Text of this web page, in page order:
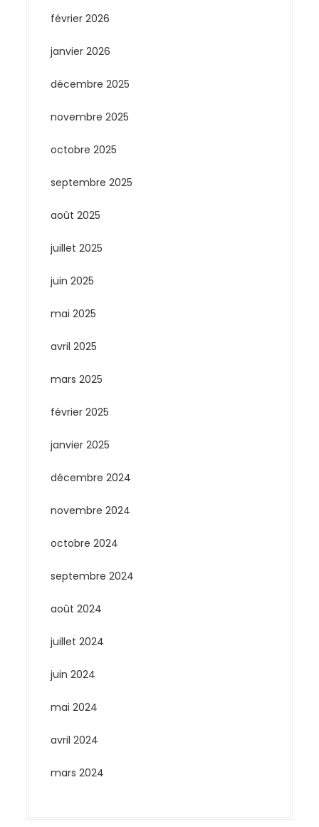
février 2026
janvier 2026
décembre 2025
novembre 2025
octobre 2025
septembre 2025
août 2025
juillet 2025
juin 2025
mai 2025
avril 2025
mars 2025
février 2025
janvier 2025
décembre 2024
novembre 2024
octobre 2024
septembre 2024
août 2024
juillet 2024
juin 2024
mai 2024
avril 2024
mars 2024